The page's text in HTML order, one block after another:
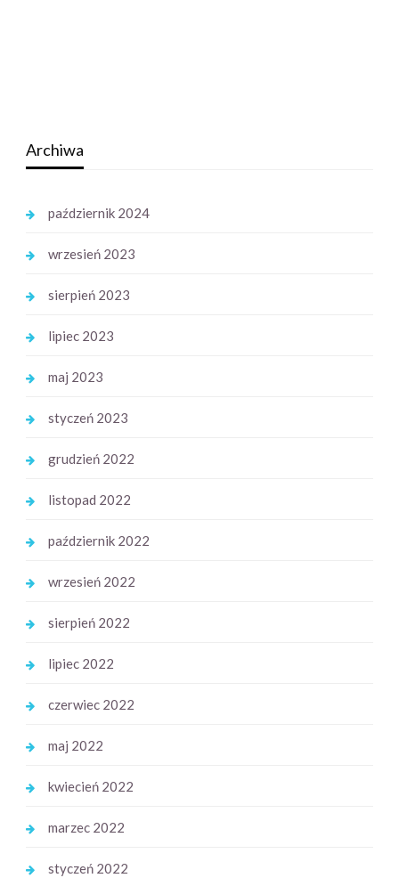
Archiwa
październik 2024
wrzesień 2023
sierpień 2023
lipiec 2023
maj 2023
styczeń 2023
grudzień 2022
listopad 2022
październik 2022
wrzesień 2022
sierpień 2022
lipiec 2022
czerwiec 2022
maj 2022
kwiecień 2022
marzec 2022
styczeń 2022